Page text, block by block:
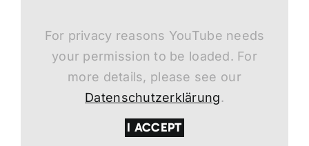
For privacy reasons YouTube needs
your permission to be loaded. For
more details, please see our
Datenschutzerklärung.
I ACCEPT